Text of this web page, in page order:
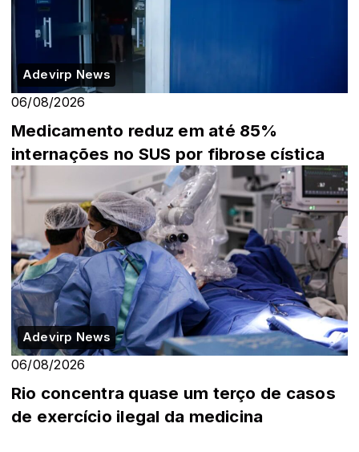
Adevirp News
06/08/2026
Medicamento reduz em até 85%
internações no SUS por fibrose cística
Adevirp News
06/08/2026
Rio concentra quase um terço de casos
de exercício ilegal da medicina